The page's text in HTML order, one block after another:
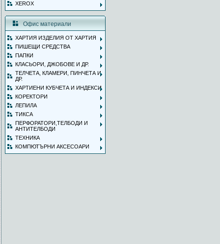
XEROX
Офис материали
ХАРТИЯ ИЗДЕЛИЯ ОТ ХАРТИЯ
ПИШЕЩИ СРЕДСТВА
ПАПКИ
КЛАСЬОРИ, ДЖОБОВЕ И ДР.
ТЕЛЧЕТА, КЛАМЕРИ, ПИНЧЕТА И
ДР.
ХАРТИЕНИ КУБЧЕТА И ИНДЕКСИ
КОРЕКТОРИ
ЛЕПИЛА
ТИКСА
ПЕРФОРАТОРИ,ТЕЛБОДИ И
АНТИТЕЛБОДИ
ТЕХНИКА
КОМПЮТЪРНИ АКСЕСОАРИ